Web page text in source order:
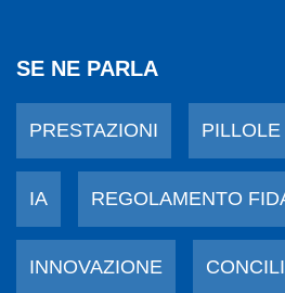
SE NE PARLA
PRESTAZIONI
IA REGOLAMENTO
INNOVAZIONE